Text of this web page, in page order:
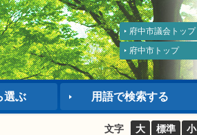
府中市議会トップ
府中市トップ
選ぶ 用語で検索する
文字 大 標準 小